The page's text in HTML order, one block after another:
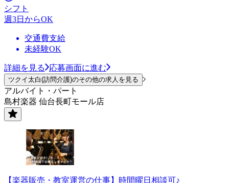
シフト
週3日からOK
交通費支給
未経験OK
詳細を見る 応募画面に進む
ツクイ太白(訪問介護)のその他の求人を見る
アルバイト・パート
島村楽器 仙台長町モール店
【楽器販売・教室運営の仕事】時間曜日相談可♪